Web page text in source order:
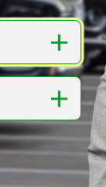
＋
＋
無料で査